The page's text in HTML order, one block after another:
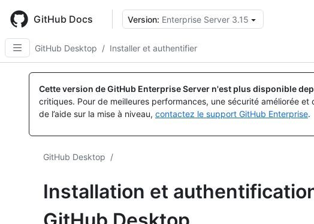
main
content
GitHub Docs Version: Enterprise Server 3.15
GitHub Desktop / Installer et authentifier
Cette version de GitHub Enterprise Server n'est plus disponible
critiques. Pour de meilleures performances, une sécurité améliorée et
de l’aide sur la mise à niveau, contactez le support GitHub Enterprise.
GitHub Desktop /
Installation et